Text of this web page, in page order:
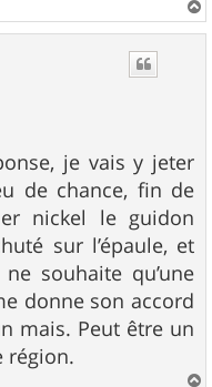
a
je vais y jeter
de chance, fin de
nickel le guidon
sur l’épaule, et
souhaite qu’une
donne son accord
mais. Peut être un
région.